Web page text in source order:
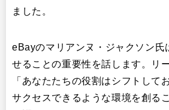
ました。
eBayのマリアンヌ・ジャクソン氏
せることの重要性を話します。リ
「あなたたちの役割はシフトして
サクセスできるような環境を創る